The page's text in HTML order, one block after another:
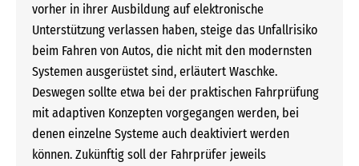
vorher in ihrer Ausbildung auf elektronische
Unterstützung verlassen haben, steige das Unfallrisiko
beim Fahren von Autos, die nicht mit den modernsten
Systemen ausgerüstet sind, erläutert Waschke.
Deswegen sollte etwa bei der praktischen Fahrprüfung
mit adaptiven Konzepten vorgegangen werden, bei
denen einzelne Systeme auch deaktiviert werden
können. Zukünftig soll der Fahrprüfer jeweils